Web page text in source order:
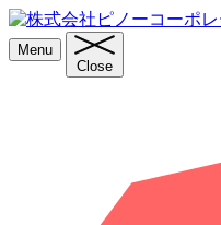
Menu
Close